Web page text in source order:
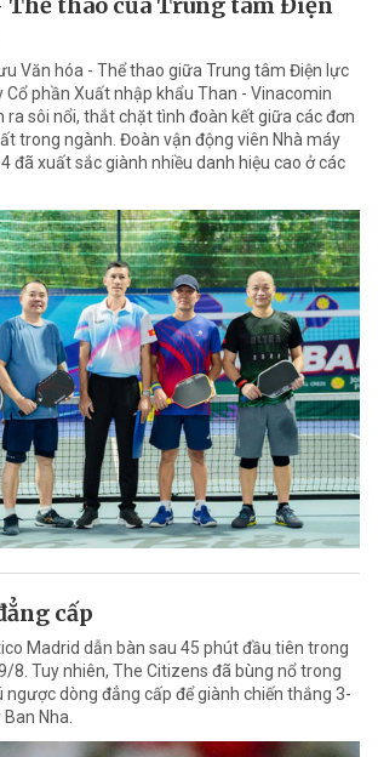
Thể thao của Trung tâm Điện
Văn hóa - Thể thao giữa Trung tâm Điện lực
Cổ phần Xuất nhập khẩu Than - Vinacomin
ra sôi nổi, thắt chặt tình đoàn kết giữa các đơn
trong ngành. Đoàn vận động viên Nhà máy
đã xuất sắc giành nhiều danh hiệu cao ở các
cấp
Madrid dẫn bàn sau 45 phút đầu tiên trong
8. Tuy nhiên, The Citizens đã bùng nổ trong
ngược dòng đẳng cấp để giành chiến thắng 3-
Nha.